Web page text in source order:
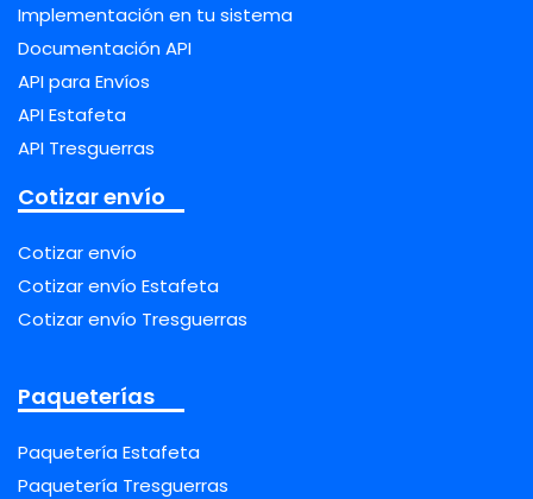
Implementación en tu sistema
Documentación API
API para Envíos
API Estafeta
API Tresguerras
Cotizar envío
Cotizar envío
Cotizar envío Estafeta
Cotizar envío Tresguerras
Paqueterías
Paquetería Estafeta
Paquetería Tresguerras